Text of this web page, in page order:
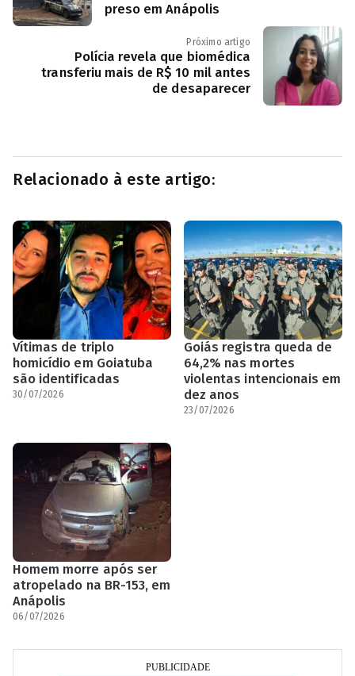
preso em Anápolis
Próximo artigo
Polícia revela que biomédica
transferiu mais de R$ 10 mil antes
de desaparecer
Relacionado à este artigo:
Vítimas de triplo
homicídio em Goiatuba
são identificadas
30/07/2026
Goiás registra queda de
64,2% nas mortes
violentas intencionais em
dez anos
23/07/2026
Homem morre após ser
atropelado na BR-153, em
Anápolis
06/07/2026